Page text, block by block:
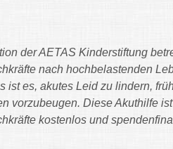
der AETAS Kinderstiftung
nach hochbelastenden
ist es, akutes Leid zu lindern,
vorzubeugen. Diese Akuthilfe
kostenlos und